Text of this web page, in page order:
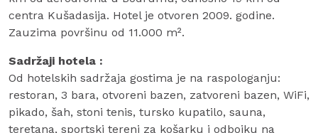
centra Kušadasija. Hotel je otvoren 2009. godine.
Zauzima površinu od 11.000 m².
Sadržaji hotela :
Od hotelskih sadržaja gostima je na raspologanju:
restoran, 3 bara, otvoreni bazen, zatvoreni bazen, WiFi,
pikado, šah, stoni tenis, tursko kupatilo, sauna,
teretana, sportski tereni za košarku i odbojku na